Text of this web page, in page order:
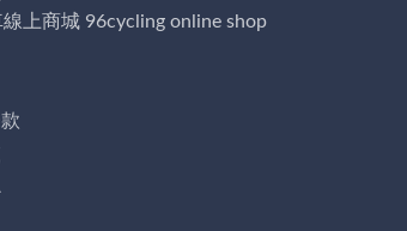
上商城 96cycling online shop